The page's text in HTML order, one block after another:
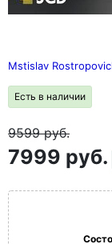
Mstislav
Есть в наличии
9599руб.
7999 руб.